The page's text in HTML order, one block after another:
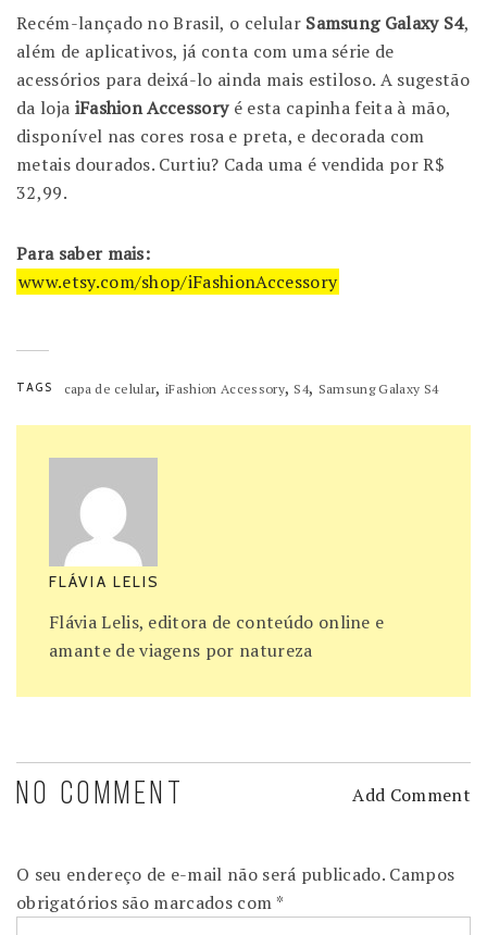
Recém-lançado no Brasil, o celular Samsung Galaxy S4,
além de aplicativos, já conta com uma série de
acessórios para deixá-lo ainda mais estiloso. A sugestão
da loja iFashion Accessoryé esta capinha feita à mão,
disponível nas cores rosa e preta, e decorada com
metais dourados. Curtiu? Cada uma é vendida por R$
32,99.
Para saber mais:
www.etsy.com/shop/iFashionAccessory
TAGS capa de celular,iFashion Accessory, S4, Samsung Galaxy S4
FLÁVIA LELIS
Flávia Lelis, editora de conteúdo online e
amante de viagens por natureza
NO COMMENT Add Comment
O seu endereço de e-mail não será publicado. Campos
obrigatórios são marcados com *